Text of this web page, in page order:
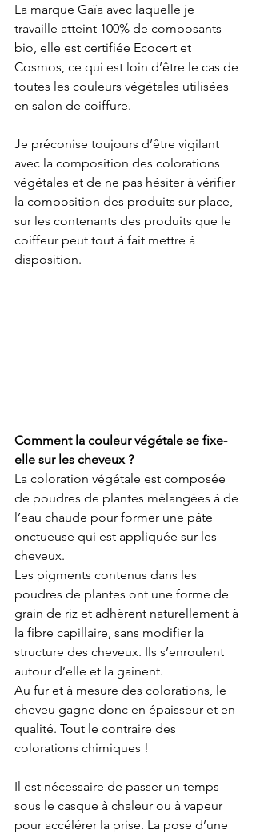
La marque Gaïa avec laquelle je
travaille atteint 100% de composants
bio, elle est certifiée Ecocert et
Cosmos, ce qui est loin d’être le cas de
toutes les couleurs végétales utilisées
en salon de coiffure.
Je préconise toujours d’être vigilant
avec la composition des colorations
végétales et de ne pas hésiter à vérifier
la composition des produits sur place,
sur les contenants des produits que le
coiffeur peut tout à fait mettre à
disposition.
Comment la couleur végétale se fixe-
elle sur les cheveux ?
La coloration végétale est composée
de poudres de plantes mélangées à de
l’eau chaude pour former une pâte
onctueuse qui est appliquée sur les
cheveux.
Les pigments contenus dans les
poudres de plantes ont une forme de
grain de riz et adhèrent naturellement à
la fibre capillaire, sans modifier la
structure des cheveux. Ils s’enroulent
autour d’elle et la gainent.
Au fur et à mesure des colorations, le
cheveu gagne donc en épaisseur et en
qualité. Tout le contraire des
colorations chimiques !
Il est nécessaire de passer un temps
sous le casque à chaleur ou à vapeur
pour accélérer la prise. La pose d’une